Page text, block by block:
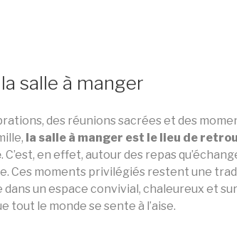
salle à manger
des réunions sacrées et des
la salle à manger est le lieu de
. C’est, en effet, autour des repas
Ces moments privilégiés restent une
un espace convivial, chaleureux et
tout le monde se sente à l’aise.